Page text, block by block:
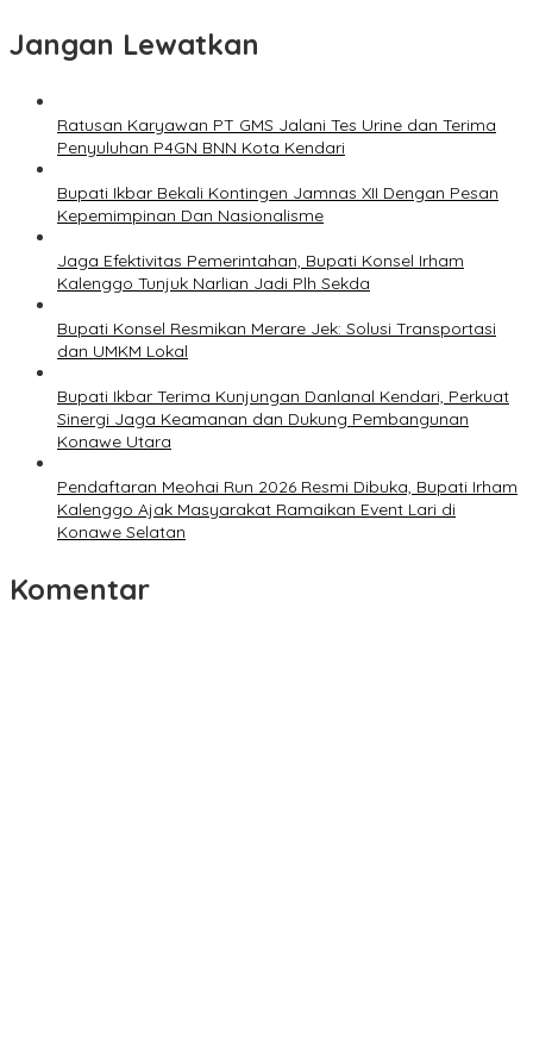
Jangan Lewatkan
Ratusan Karyawan PT GMS Jalani Tes Urine dan Terima
Penyuluhan P4GN BNN Kota Kendari
Bupati Ikbar Bekali Kontingen Jamnas XII Dengan Pesan
Kepemimpinan Dan Nasionalisme
Jaga Efektivitas Pemerintahan, Bupati Konsel Irham
Kalenggo Tunjuk Narlian Jadi Plh Sekda
Bupati Konsel Resmikan Merare Jek: Solusi Transportasi
dan UMKM Lokal
Bupati Ikbar Terima Kunjungan Danlanal Kendari, Perkuat
Sinergi Jaga Keamanan dan Dukung Pembangunan
Konawe Utara
Pendaftaran Meohai Run 2026 Resmi Dibuka, Bupati Irham
Kalenggo Ajak Masyarakat Ramaikan Event Lari di
Konawe Selatan
Komentar